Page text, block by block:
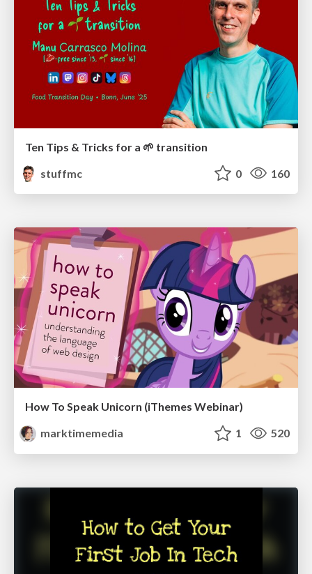
Ten Tips & Tricks for a 🌱 transition
stuffmc
0 160
How To Speak Unicorn (iThemes Webinar)
marktimemedia
1 520